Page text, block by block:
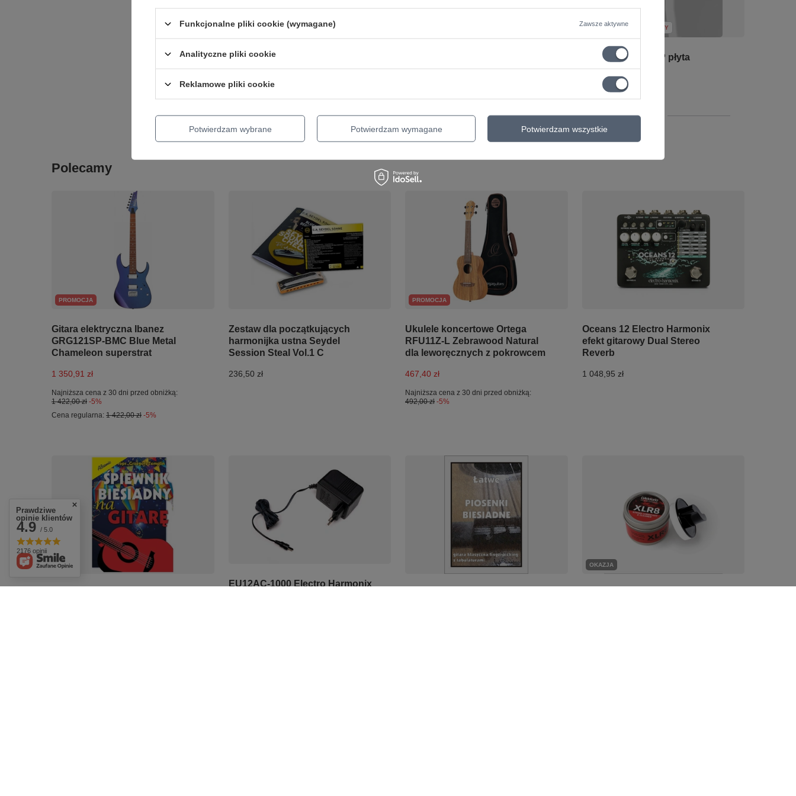
The Police - Ghost In The
107,14 zł
+ Dodaj do porównania + Dodaj do porównania
CHWILOWO NIEDOSTĘPNY
STING - Duets 2LP płyta
159,12 zł
+ Dodaj do porównania
Polecamy
PROMOCJA
Gitara elektryczna Ibanez
GRG121SP-BMC Blue Metal
Chameleon superstrat
1 350,91 zł
Najniższa cena z 30 dni przed obniżką:
1 422,00 zł -5%
Cena regularna: 1 422,00 zł -5%
Zestaw dla początkujących
harmonijka ustna Seydel
Session Steal Vol.1 C
236,50 zł
PROMOCJA
Ukulele koncertowe Ortega
RFU11Z-L Zebrawood Natural
dla leworęcznych z pokrowcem
467,40 zł
Najniższa cena z 30 dni przed obniżką:
492,00 zł -5%
Oceans 12 Electro Harmonix
efekt gitarowy Dual Stereo
Reverb
1 048,95 zł
EU12AC-1000 Electro Harmonix
OKAZJA
Prawdziwe
opinie klientów
4.9 / 5.0
2176 opinii
Funkcjonalne pliki cookie (wymagane) Zawsze aktywne
Analityczne pliki cookie
Reklamowe pliki cookie
Potwierdzam wybrane Potwierdzam wymagane Potwierdzam wszystkie